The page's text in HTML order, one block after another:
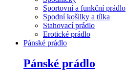
Sportovní a funkční prádlo
Spodní košilky a tílka
Stahovací prádlo
Erotické prádlo
Pánské prádlo
Pánské prádlo